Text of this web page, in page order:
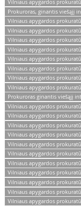
Vilniaus apygardos
Prokuroras, ginantis viešąjį
Vilniaus apygardos
Vilniaus apygardos
Vilniaus apygardos
Vilniaus apygardos
Vilniaus apygardos
Vilniaus apygardos
Vilniaus apygardos
Vilniaus apygardos
Prokuroras ginantis viešąjį
Vilniaus apygardos
Vilniaus apygardos
Vilniaus apygardos
Vilniaus apygardos
Vilniaus apygardos
Vilniaus apygardos
Vilniaus apygardos
Vilniaus apygardos
Vilniaus apygardos
Vilniaus apygardos
Vilniaus apygardos